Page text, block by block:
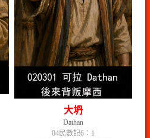
大坍
Dathan
04民數記6：1